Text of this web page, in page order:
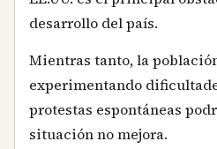
desarrollo del país.
Mientras tanto, la
experimentando
protestas espontáneas
situación no mejora.